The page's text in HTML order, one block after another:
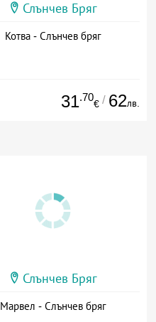
Слънчев Бряг
Котва - Слънчев бряг
31.70
€ / 62лв.
Слънчев Бряг
Марвел - Слънчев бряг